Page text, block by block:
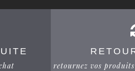
retournez vos